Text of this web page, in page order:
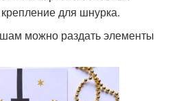
для шнурка.
можно раздать элементы